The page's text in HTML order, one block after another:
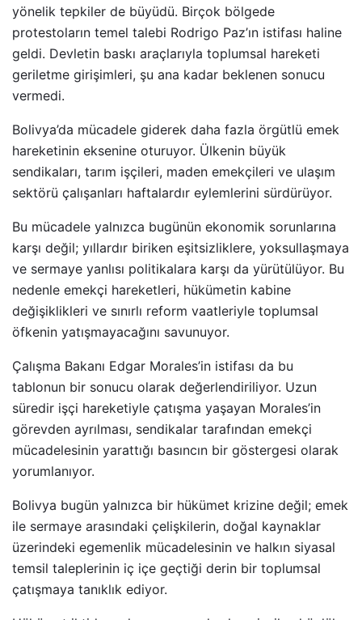
yönelik tepkiler de büyüdü. Birçok bölgede
protestoların temel talebi Rodrigo Paz’ın istifası haline
geldi. Devletin baskı araçlarıyla toplumsal hareketi
geriletme girişimleri, şu ana kadar beklenen sonucu
vermedi.
Bolivya’da mücadele giderek daha fazla örgütlü emek
hareketinin eksenine oturuyor. Ülkenin büyük
sendikaları, tarım işçileri, maden emekçileri ve ulaşım
sektörü çalışanları haftalardır eylemlerini sürdürüyor.
Bu mücadele yalnızca bugünün ekonomik sorunlarına
karşı değil; yıllardır biriken eşitsizliklere, yoksullaşmaya
ve sermaye yanlısı politikalara karşı da yürütülüyor. Bu
nedenle emekçi hareketleri, hükümetin kabine
değişiklikleri ve sınırlı reform vaatleriyle toplumsal
öfkenin yatışmayacağını savunuyor.
Çalışma Bakanı Edgar Morales’in istifası da bu
tablonun bir sonucu olarak değerlendiriliyor. Uzun
süredir işçi hareketiyle çatışma yaşayan Morales’in
görevden ayrılması, sendikalar tarafından emekçi
mücadelesinin yarattığı basıncın bir göstergesi olarak
yorumlanıyor.
Bolivya bugün yalnızca bir hükümet krizine değil; emek
ile sermaye arasındaki çelişkilerin, doğal kaynaklar
üzerindeki egemenlik mücadelesinin ve halkın siyasal
temsil taleplerinin iç içe geçtiği derin bir toplumsal
çatışmaya tanıklık ediyor.